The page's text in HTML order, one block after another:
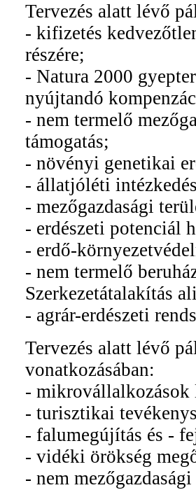
Tervezés alatt lévő
- kifizetés
részére;
- Natura 2000
nyújtandó
- nem termelő
támogatás;
- növényi genetikai
- állatjóléti
- mezőgazdasági
- erdészeti potenciál
- erdő-
- nem termelő
Szerkezetátalakítás
- agrár-erdészeti
Tervezés alatt lévő
vonatkozásában:
- mikrovállalkozások
- turisztikai
- falumegújítás és -
- vidéki örökség
- nem